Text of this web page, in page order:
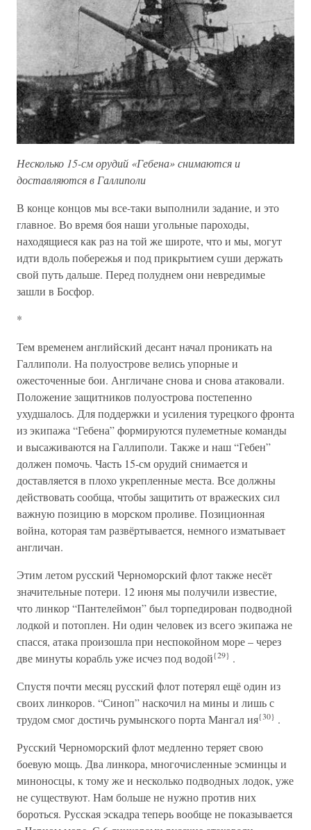
Несколько 15-см орудий «Гебена» снимаются и
доставляются в Галлиполи
В конце концов мы все-таки выполнили задание, и это
главное. Во время боя наши угольные пароходы,
находящиеся как раз на той же широте, что и мы, могут
идти вдоль побережья и под прикрытием суши держать
свой путь дальше. Перед полуднем они невредимые
зашли в Босфор.
*
Тем временем английский десант начал проникать на
Галлиполи. На полуострове велись упорные и
ожесточенные бои. Англичане снова и снова атаковали.
Положение защитников полуострова постепенно
ухудшалось. Для поддержки и усиления турецкого фронта
из экипажа “Гебена” формируются пулеметные команды
и высаживаются на Галлиполи. Также и наш “Гебен”
должен помочь. Часть 15-см орудий снимается и
доставляется в плохо укрепленные места. Все должны
действовать сообща, чтобы защитить от вражеских сил
важную позицию в морском проливе. Позиционная
война, которая там развёртывается, немного изматывает
англичан.
Этим летом русский Черноморский флот также несёт
значительные потери. 12 июня мы получили известие,
что линкор “Пантелеймон” был торпедирован подводной
лодкой и потоплен. Ни один человек из всего экипажа не
спасся, атака произошла при неспокойном море – через
две минуты корабль уже исчез под водой{29} .
Спустя почти месяц русский флот потерял ещё один из
своих линкоров. “Синоп” наскочил на мины и лишь с
трудом смог достичь румынского порта Мангал ия{30} .
Русский Черноморский флот медленно теряет свою
боевую мощь. Два линкора, многочисленные эсминцы и
миноносцы, к тому же и несколько подводных лодок, уже
не существуют. Нам больше не нужно против них
бороться. Русская эскадра теперь вообще не показывается